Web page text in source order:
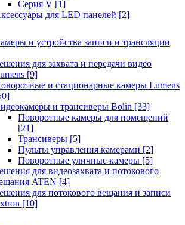
Серия V [1]
для LED панелей [2]
и устройства записи и трансляции
для захвата и передачи видео
[9]
и стационарные камеры Lumens
и трансиверы Bolin [33]
Поворотные камеры для помещений
[21]
Трансиверы [5]
Пульты управления камерами [2]
Поворотные уличные камеры [5]
для видеозахвата и потокового
ATEN [4]
для потокового вещания и записи
[10]